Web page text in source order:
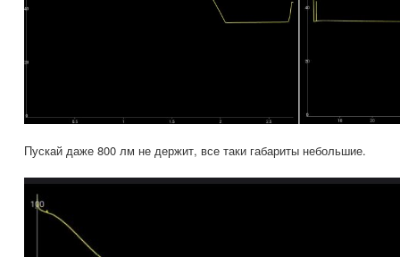
Пускай даже 800 лм не держит, все таки габариты небольшие.